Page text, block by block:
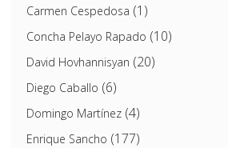
Carmen Cespedosa (1)
Concha Pelayo Rapado (10)
David Hovhannisyan (20)
Diego Caballo (6)
Domingo Martínez(4)
Enrique Sancho (177)